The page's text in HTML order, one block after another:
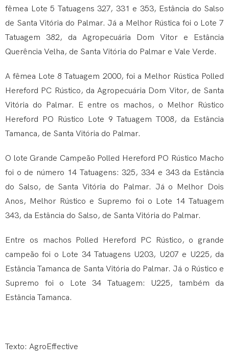
fêmea Lote 5 Tatuagens 327, 331 e 353, Estância do Salso
de Santa Vitória do Palmar. Já a Melhor Rústica foi o Lote 7
Tatuagem 382, da Agropecuária Dom Vitor e Estância
Querência Velha, de Santa Vitória do Palmar e Vale Verde.
A fêmea Lote 8 Tatuagem 2000, foi a Melhor Rústica Polled
Hereford PC Rústico, da Agropecuária Dom Vitor, de Santa
Vitória do Palmar. E entre os machos, o Melhor Rústico
Hereford PO Rústico Lote 9 Tatuagem T008, da Estância
Tamanca, de Santa Vitória do Palmar.
O lote Grande Campeão Polled Hereford PO Rústico Macho
foi o de número 14 Tatuagens: 325, 334 e 343 da Estância
do Salso, de Santa Vitória do Palmar. Já o Melhor Dois
Anos, Melhor Rústico e Supremo foi o Lote 14 Tatuagem
343, da Estância do Salso, de Santa Vitória do Palmar.
Entre os machos Polled Hereford PC Rústico, o grande
campeão foi o Lote 34 Tatuagens U203, U207 e U225, da
Estância Tamanca de Santa Vitória do Palmar. Já o Rústico e
Supremo foi o Lote 34 Tatuagem: U225, também da
Estância Tamanca.
Texto: AgroEffective